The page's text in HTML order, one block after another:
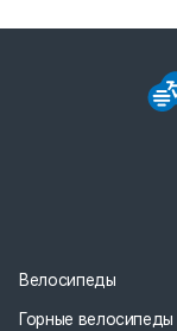
Велосипеды
Горные велосипеды